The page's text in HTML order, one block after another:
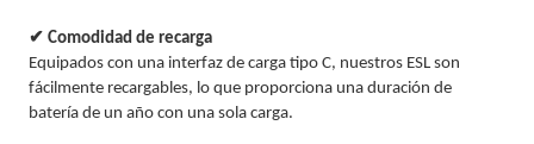
✔ Comodidad de recarga
Equipados con una interfaz de carga tipo C, nuestros ESL son
fácilmente recargables, lo que proporciona una duración de
batería de un año con una sola carga.